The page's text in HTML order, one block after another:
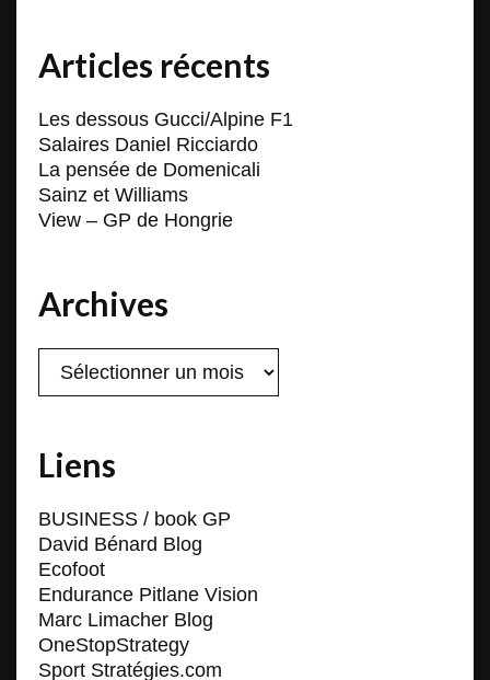
Articles récents
Les dessous Gucci/Alpine F1
Salaires Daniel Ricciardo
La pensée de Domenicali
Sainz et Williams
View – GP de Hongrie
Archives
Liens
BUSINESS / book GP
David Bénard Blog
Ecofoot
Endurance Pitlane Vision
Marc Limacher Blog
OneStopStrategy
Sport Stratégies.com